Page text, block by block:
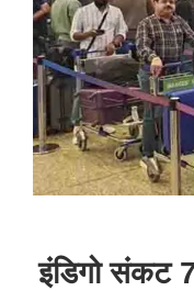
इंडिगो संकट